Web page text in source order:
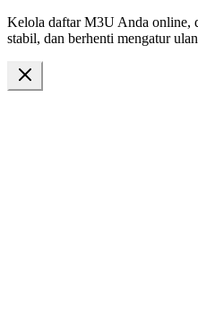
Kelola daftar M3U Anda online,
stabil, dan berhenti mengatur